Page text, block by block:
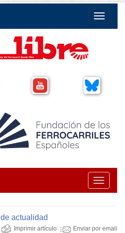
Toggle
Toggle
actualidad
Imprimir artículo Enviar por email